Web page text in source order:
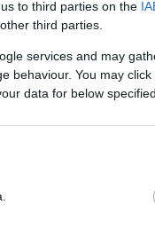
to third parties on the
third parties.
services and may
behaviour. You may
data for below
Gatsby
( 2) A
víg